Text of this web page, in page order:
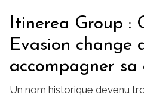
Itinerea Group :
Evasion change
accompagner sa
Un nom historique devenu